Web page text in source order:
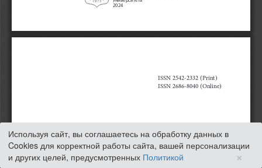
Используя сайт, вы соглашаетесь на обработку данных в
Cookies для корректной работы сайта, вашей персонализации
и других целей, предусмотренных Политикой ×